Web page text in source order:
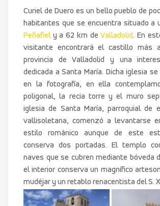
Curiel de Duero es un bello pueblo de
habitantes que se encuentra situado a
Peñafiely a 62 km deValladolid. En
visitante encontrará el castillo más
provincia de Valladolid y una
dedicada a Santa María. Dicha iglesia
en la fotografía, en ella
poligonal, la recia torre y el muro
iglesia de Santa María, parroquial de
vallisoletana, comenzó a levantarse
estilo románico aunque de este
conserva dos portadas. El templo
naves que se cubren mediante bóveda
el interior conserva un magnífico
mudéjar y un retablo renacentista del S.